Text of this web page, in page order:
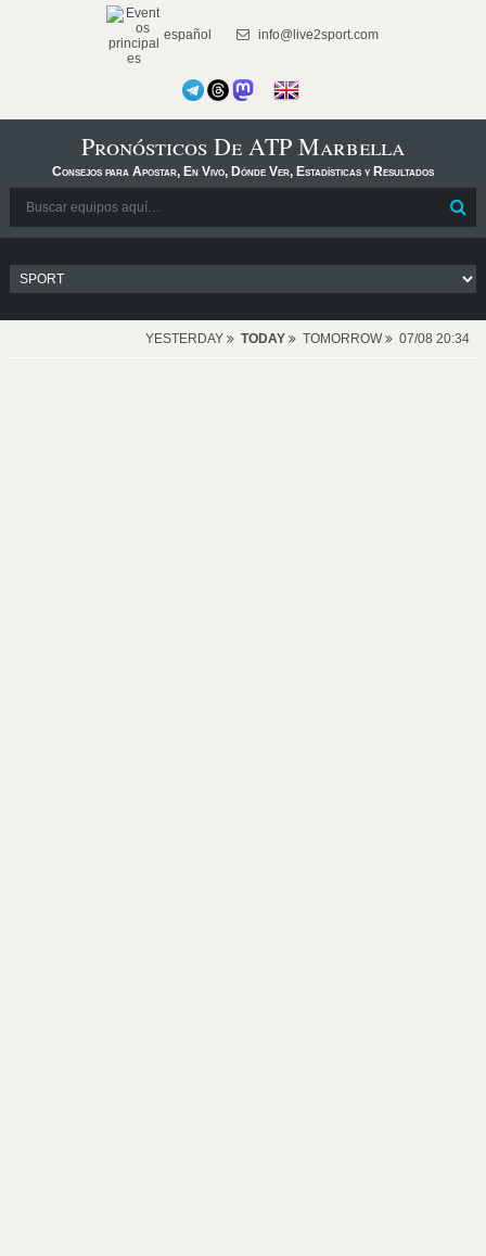
español info@live2sport.com
Pronósticos De ATP Marbella
Consejos para Apostar, En Vivo, Dónde Ver, Estadísticas y Resultados
YESTERDAY TODAY TOMORROW 07/08 20:34